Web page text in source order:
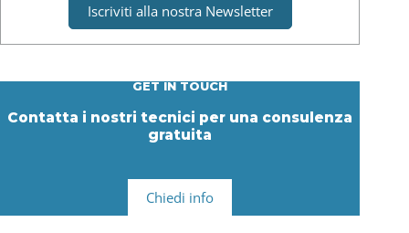
Iscriviti alla nostra Newsletter
GET IN TOUCH
Contatta i nostri tecnici per una consulenza
gratuita
Chiedi info